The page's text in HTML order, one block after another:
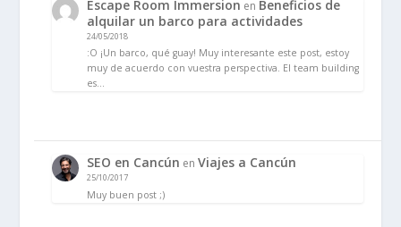
Escape Room Immersion en Beneficios de
alquilar un barco para actividades
24/05/2018
:O ¡Un barco, qué guay! Muy interesante este post, estoy
muy de acuerdo con vuestra perspectiva. El team building
es…
SEO en Cancún enViajes a Cancún
25/10/2017
Muy buen post ;)